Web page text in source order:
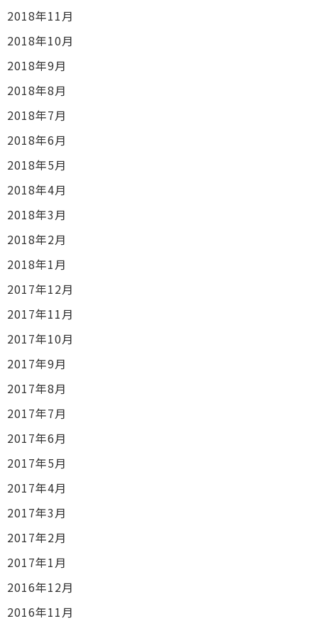
2018年11月
2018年10月
2018年9月
2018年8月
2018年7月
2018年6月
2018年5月
2018年4月
2018年3月
2018年2月
2018年1月
2017年12月
2017年11月
2017年10月
2017年9月
2017年8月
2017年7月
2017年6月
2017年5月
2017年4月
2017年3月
2017年2月
2017年1月
2016年12月
2016年11月